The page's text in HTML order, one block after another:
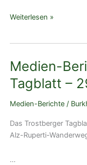
Trostberger
–
Medien-
–
Weiterlesen »
Medien-
Tagblatt –
Medien-Berichte /
Das Trostberger
Alz-Ruperti-
…